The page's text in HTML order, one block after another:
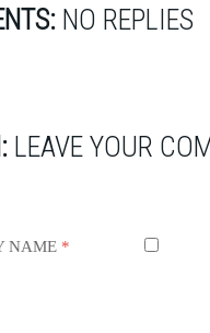
NO REPLIES
LEAVE YOUR
NAME *